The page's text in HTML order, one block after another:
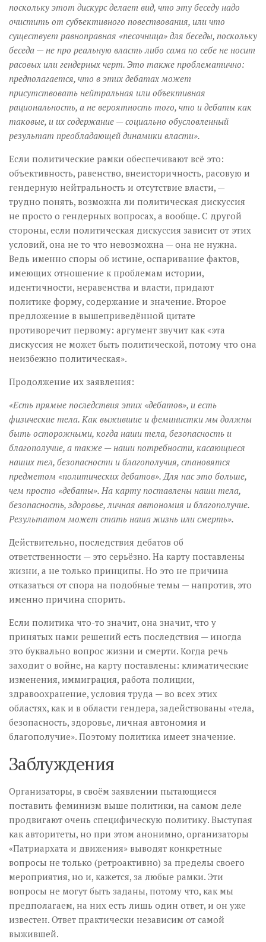
поскольку этот дискурс делает вид, что эту беседу надо
очистить от субъективного повествования, или что
существует равноправная «песочница» для беседы, поскольку
беседа — не про реальную власть либо сама по себе не носит
расовых или гендерных черт. Это также проблематично:
предполагается, что в этих дебатах может
присутствовать нейтральная или объективная
рациональность, а не вероятность того, что и дебаты как
таковые, и их содержание — социально обусловленный
результат преобладающей динамики власти».
Если политические рамки обеспечивают всё это:
объективность, равенство, внеисторичность, расовую и
гендерную нейтральность и отсутствие власти, —
трудно понять, возможна ли политическая дискуссия
не просто о гендерных вопросах, а вообще. С другой
стороны, если политическая дискуссия зависит от этих
условий, она не то что невозможна — она не нужна.
Ведь именно споры об истине, оспаривание фактов,
имеющих отношение к проблемам истории,
идентичности, неравенства и власти, придают
политике форму, содержание и значение. Второе
предложение в вышеприведённой цитате
противоречит первому: аргумент звучит как «эта
дискуссия не может быть политической, потому что она
неизбежно политическая».
Продолжение их заявления:
«Есть прямые последствия этих «дебатов», и есть
физические тела. Как выжившие и феминистки мы должны
быть осторожными, когда наши тела, безопасность и
благополучие, а также — наши потребности, касающиеся
наших тел, безопасности и благополучия, становятся
предметом «политических дебатов». Для нас это больше,
чем просто «дебаты». На карту поставлены наши тела,
безопасность, здоровье, личная автономия и благополучие.
Результатом может стать наша жизнь или смерть».
Действительно, последствия дебатов об
ответственности — это серьёзно. На карту поставлены
жизни, а не только принципы. Но это не причина
отказаться от спора на подобные темы — напротив, это
именно причина спорить.
Если политика что-то значит, она значит, что у
принятых нами решений есть последствия — иногда
это буквально вопрос жизни и смерти. Когда речь
заходит о войне, на карту поставлены: климатические
изменения, иммиграция, работа полиции,
здравоохранение, условия труда — во всех этих
областях, как и в области гендера, задействованы «тела,
безопасность, здоровье, личная автономия и
благополучие». Поэтому политика имеет значение.
Заблуждения
Организаторы, в своём заявлении пытающиеся
поставить феминизм выше политики, на самом деле
продвигают очень специфическую политику. Выступая
как авторитеты, но при этом анонимно, организаторы
«Патриархата и движения» выводят конкретные
вопросы не только (ретроактивно) за пределы своего
мероприятия, но и, кажется, за любые рамки. Эти
вопросы не могут быть заданы, потому что, как мы
предполагаем, на них есть лишь один ответ, и он уже
известен. Ответ практически независим от самой
выжившей.